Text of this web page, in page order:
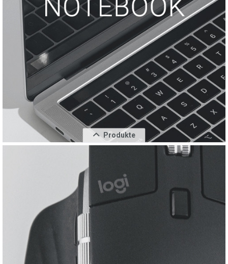
iPhone 15 Plus
949,00 € 1.329,00 €
inkl. MwSt.
Produkte